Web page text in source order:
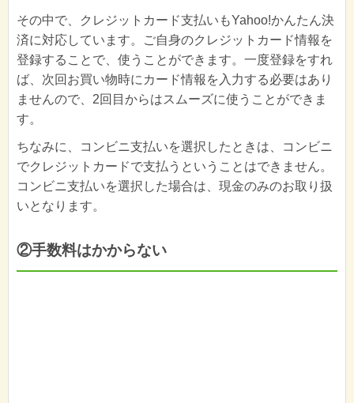
その中で、クレジットカード支払いもYahoo!かんたん決
済に対応しています。ご自身のクレジットカード情報を
登録することで、使うことができます。一度登録をすれ
ば、次回お買い物時にカード情報を入力する必要はあり
ませんので、2回目からはスムーズに使うことができま
す。
ちなみに、コンビニ支払いを選択したときは、コンビニ
でクレジットカードで支払うということはできません。
コンビニ支払いを選択した場合は、現金のみのお取り扱
いとなります。
②手数料はかからない